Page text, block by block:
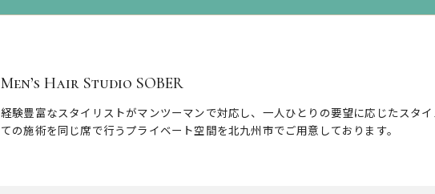
Men’s Hair Studio SOBER
経験豊富なスタイリストがマンツーマンで対応し、一人ひとりの要望に応じたスタ
ての施術を同じ席で行うプライベート空間を北九州市でご用意しております。